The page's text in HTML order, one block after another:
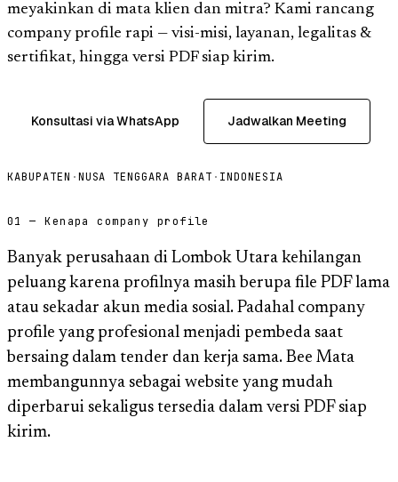
meyakinkan di mata klien dan mitra? Kami rancang
company profile rapi — visi-misi, layanan, legalitas &
sertifikat, hingga versi PDF siap kirim.
Konsultasi via WhatsApp Jadwalkan Meeting
KABUPATEN ·NUSA TENGGARA BARAT · INDONESIA
01 — Kenapa company profile
Banyak perusahaan di Lombok Utara kehilangan
peluang karena profilnya masih berupa file PDF lama
atau sekadar akun media sosial. Padahal company
profile yang profesional menjadi pembeda saat
bersaing dalam tender dan kerja sama. Bee Mata
membangunnya sebagai website yang mudah
diperbarui sekaligus tersedia dalam versi PDF siap
kirim.